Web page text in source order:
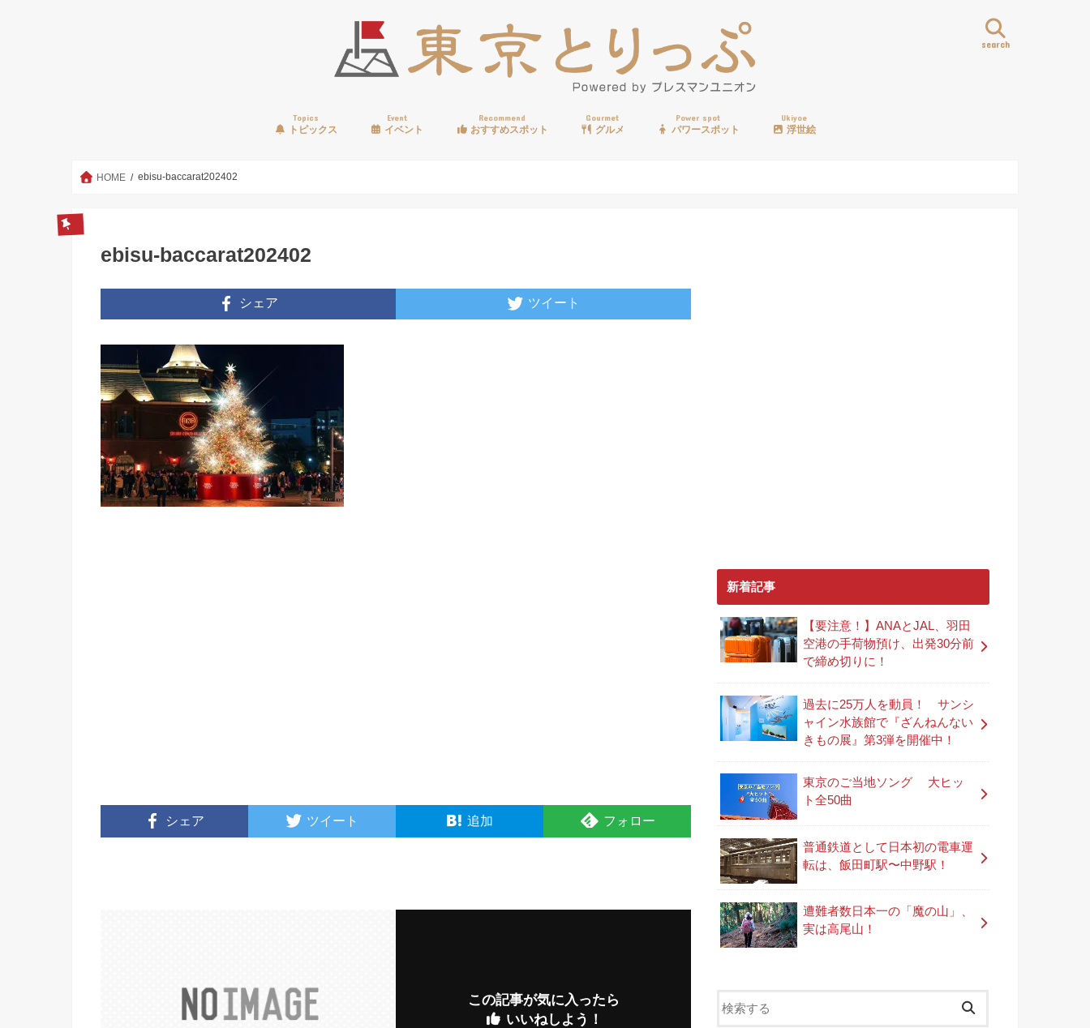
search
Topics
トピックス
Event
イベント
Recommend
おすすめスポット
Gourmet
グルメ
Power spot
パワースポット
Ukiyoe
浮世絵
HOME ebisu-baccarat202402
ebisu-baccarat202402
シェア ツイート
シェア ツイート 追加 フォロー
この記事が気に入ったら
いいねしよう！
新着記事
【要注意！】ANAとJAL、羽田
空港の手荷物預け、出発30分前
で締め切りに！
過去に25万人を動員！ サンシ
ャイン水族館で『ざんねんない
きもの展』第3弾を開催中！
東京のご当地ソング 大ヒッ
ト全50曲
普通鉄道として日本初の電車運
転は、飯田町駅〜中野駅！
遭難者数日本一の「魔の山」、
実は高尾山！